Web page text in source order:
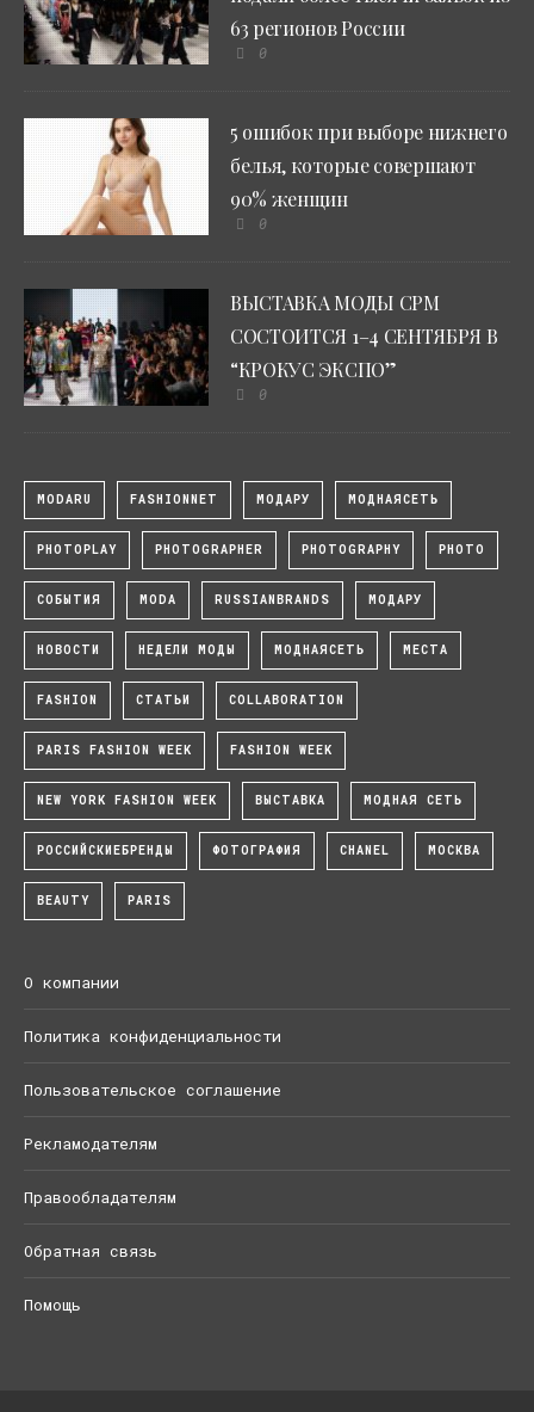
63 регионов России
0
5 ошибок при выборе нижнего
белья, которые совершают
90% женщин
0
ВЫСТАВКА МОДЫ CPM
СОСТОИТСЯ 1–4 СЕНТЯБРЯ В
“КРОКУС ЭКСПО”
0
MODARU FASHIONNET МОДАРУ МОДНАЯСЕТЬ
PHOTOPLAY PHOTOGRAPHER PHOTOGRAPHY PHOTO
СОБЫТИЯ MODA RUSSIANBRANDS МОДАРУ
НОВОСТИ НЕДЕЛИ МОДЫ МОДНАЯСЕТЬ МЕСТА
FASHION СТАТЬИ COLLABORATION
PARIS FASHION WEEK FASHION WEEK
NEW YORK FASHION WEEK ВЫСТАВКА МОДНАЯ СЕТЬ
РОССИЙСКИЕБРЕНДЫ ФОТОГРАФИЯ CHANEL МОСКВА
BEAUTY PARIS
О компании
Политика конфиденциальности
Пользовательское соглашение
Рекламодателям
Правообладателям
Обратная связь
Помощь